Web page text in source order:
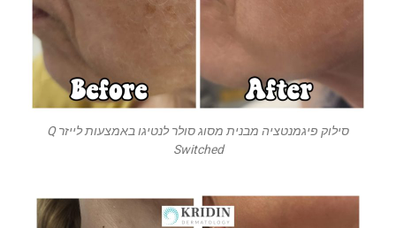
סילוק פיגמנטציה מבנית מסוג סולר לנטיגו באמצעות לייזר Q
Switched